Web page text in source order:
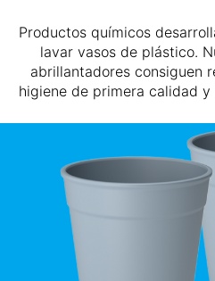
Productos químicos
lavar vasos de plástico.
abrillantadores consiguen
higiene de primera calidad